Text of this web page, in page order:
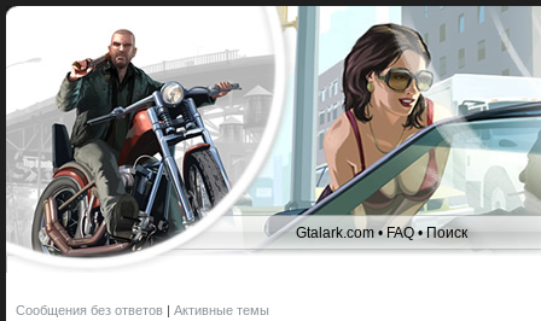
Gtalark.com •FAQ•Поиск
Сообщения без ответов | Активные темы